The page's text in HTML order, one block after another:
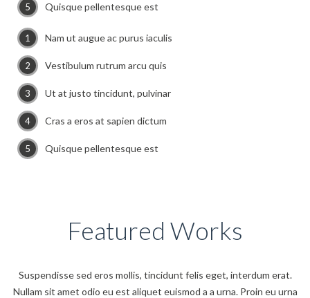
Quisque pellentesque est
Nam ut augue ac purus iaculis
Vestibulum rutrum arcu quis
Ut at justo tincidunt, pulvinar
Cras a eros at sapien dictum
Quisque pellentesque est
Featured Works
Suspendisse sed eros mollis, tincidunt felis eget, interdum erat.
Nullam sit amet odio eu est aliquet euismod a a urna. Proin eu urna